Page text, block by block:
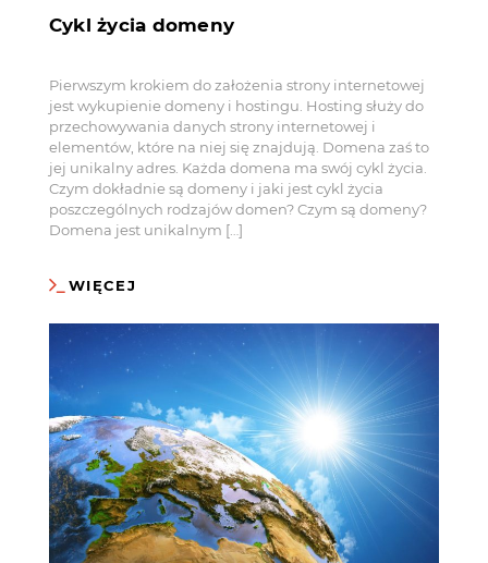
Cykl życia domeny
Pierwszym krokiem do założenia strony internetowej
jest wykupienie domeny i hostingu. Hosting służy do
przechowywania danych strony internetowej i
elementów, które na niej się znajdują. Domena zaś to
jej unikalny adres. Każda domena ma swój cykl życia.
Czym dokładnie są domeny i jaki jest cykl życia
poszczególnych rodzajów domen? Czym są domeny?
Domena jest unikalnym […]
WIĘCEJ